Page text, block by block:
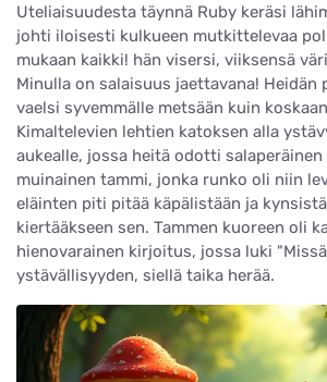
Uteliaisuudesta täynnä Ruby keräsi
johti iloisesti kulkueen mutkittelevaa
mukaan kaikki! hän visersi, viiksensä
Minulla on salaisuus jaettavana! Heidän
vaelsi syvemmälle metsään kuin
Kimaltelevien lehtien katoksen alla
aukealle, jossa heitä odotti
muinainen tammi, jonka runko oli niin
eläinten piti pitää käpälistään ja
kiertääkseen sen. Tammen kuoreen oli
hienovarainen kirjoitus, jossa luki
ystävällisyyden, siellä taika herää.